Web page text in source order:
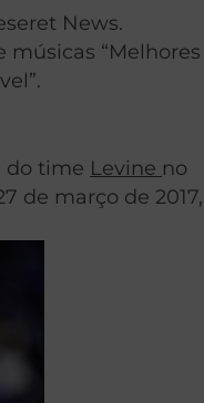
News.
músicas “Melhores
do time Levine no
de março de 2017,